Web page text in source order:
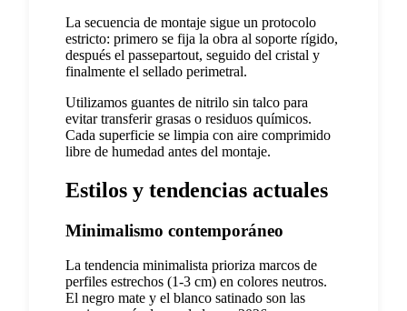
La secuencia de montaje sigue un protocolo
estricto: primero se fija la obra al soporte rígido,
después el passepartout, seguido del cristal y
finalmente el sellado perimetral.
Utilizamos guantes de nitrilo sin talco para
evitar transferir grasas o residuos químicos.
Cada superficie se limpia con aire comprimido
libre de humedad antes del montaje.
Estilos y tendencias actuales
Minimalismo contemporáneo
La tendencia minimalista prioriza marcos de
perfiles estrechos (1-3 cm) en colores neutros.
El negro mate y el blanco satinado son las